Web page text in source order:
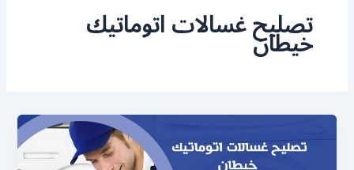
تصليح غسالات اتوماتيك
خيطان